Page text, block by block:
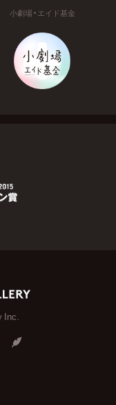
小劇場・エイド基金